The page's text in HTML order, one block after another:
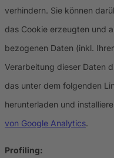
verhindern. Sie können
das Cookie erzeugten und
bezogenen Daten (inkl.
Verarbeitung dieser Daten
das unter dem folgenden
herunterladen und
von Google Analytics.
Profiling: